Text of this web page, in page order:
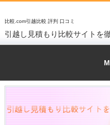
比較.com引越比較 評判 口コミ
引越し見積もり比較サイトを